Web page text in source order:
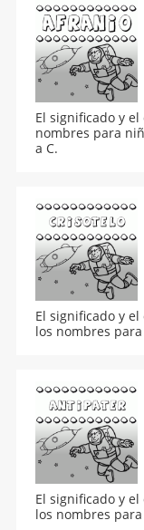
El significado y
nombres para
a C.
El significado y
los nombres
El significado y
los nombres